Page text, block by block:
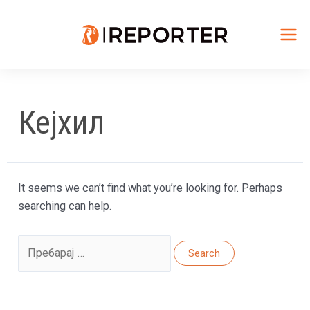
Кејхил
It seems we can’t find what you’re looking for. Perhaps
searching can help.